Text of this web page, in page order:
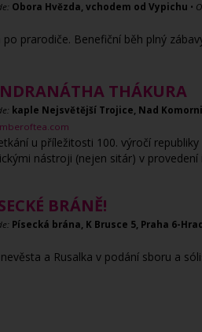
Obora Hvězda, vchodem od Vypichu •
prarodiče. Benefiční běh plný
THÁKURA
kaple Nejsvětější Trojice, Nad
u příležitosti 100. výročí
nástroji (nejen sitár) v provedení
BRÁNĚ!
Písecká brána, K Brusce 5, Praha 6-
a Rusalka v podání sboru a